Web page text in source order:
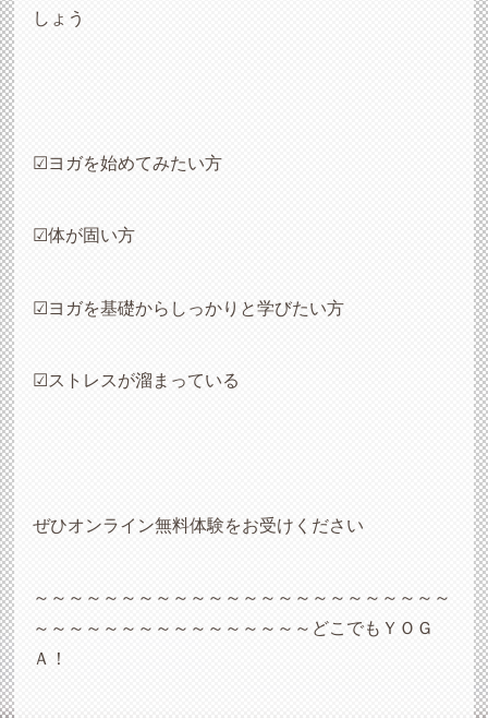
しょう
☑ヨガを始めてみたい方
☑体が固い方
☑ヨガを基礎からしっかりと学びたい方
☑ストレスが溜まっている
ぜひオンライン無料体験をお受けください
～～～～～～～～～～～～～～～～～～～～～～～～
～～～～～～～～～～～～～～～～どこでもＹＯＧ
Ａ！